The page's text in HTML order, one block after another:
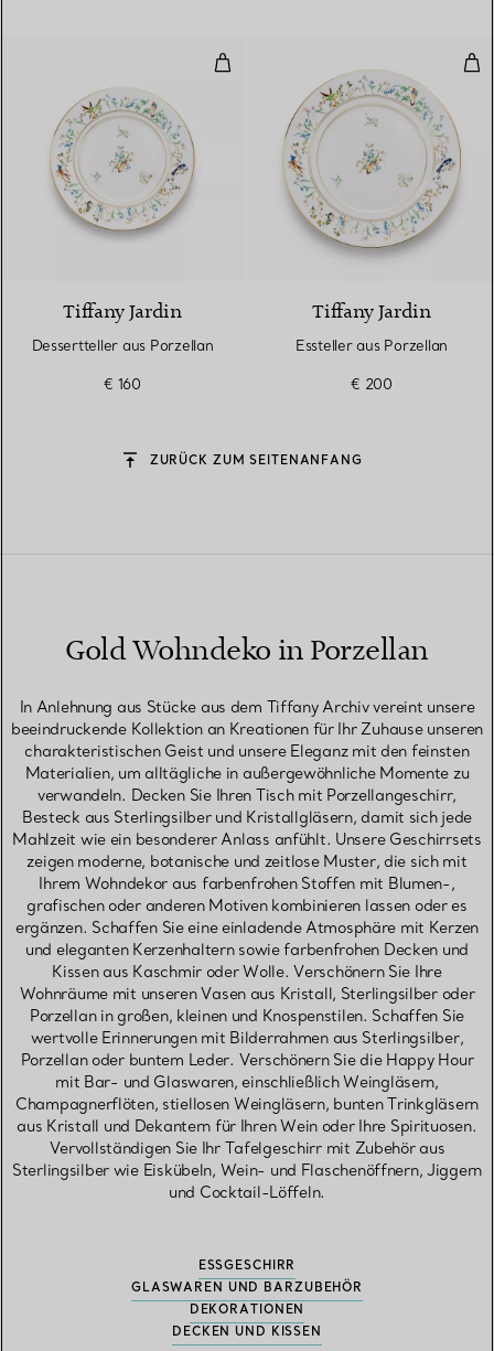
Dessertteller aus Porzellan
Tiffany Jardin
Dessertteller aus Porzellan
€ 160
Tiffany Jardin
Essteller aus Porzellan
€ 200
ZURÜCK ZUM SEITENANFANG
Gold Wohndeko in Porzellan
In Anlehnung aus Stücke aus dem Tiffany Archiv vereint unsere
beeindruckende Kollektion an Kreationen für Ihr Zuhause unseren
charakteristischen Geist und unsere Eleganz mit den feinsten
Materialien, um alltägliche in außergewöhnliche Momente zu
verwandeln. Decken Sie Ihren Tisch mit Porzellangeschirr,
Besteck aus Sterlingsilber und Kristallgläsern, damit sich jede
Mahlzeit wie ein besonderer Anlass anfühlt. Unsere Geschirrsets
zeigen moderne, botanische und zeitlose Muster, die sich mit
Ihrem Wohndekor aus farbenfrohen Stoffen mit Blumen-,
grafischen oder anderen Motiven kombinieren lassen oder es
ergänzen. Schaffen Sie eine einladende Atmosphäre mit Kerzen
und eleganten Kerzenhaltern sowie farbenfrohen Decken und
Kissen aus Kaschmir oder Wolle. Verschönern Sie Ihre
Wohnräume mit unseren Vasen aus Kristall, Sterlingsilber oder
Porzellan in großen, kleinen und Knospenstilen. Schaffen Sie
wertvolle Erinnerungen mit Bilderrahmen aus Sterlingsilber,
Porzellan oder buntem Leder. Verschönern Sie die Happy Hour
mit Bar- und Glaswaren, einschließlich Weingläsern,
Champagnerflöten, stiellosen Weingläsern, bunten Trinkgläsern
aus Kristall und Dekantern für Ihren Wein oder Ihre Spirituosen.
Vervollständigen Sie Ihr Tafelgeschirr mit Zubehör aus
Sterlingsilber wie Eiskübeln, Wein- und Flaschenöffnern, Jiggern
und Cocktail-Löffeln.
ESSGESCHIRR
GLASWAREN UND BARZUBEHÖR
DEKORATIONEN
DECKEN UND KISSEN